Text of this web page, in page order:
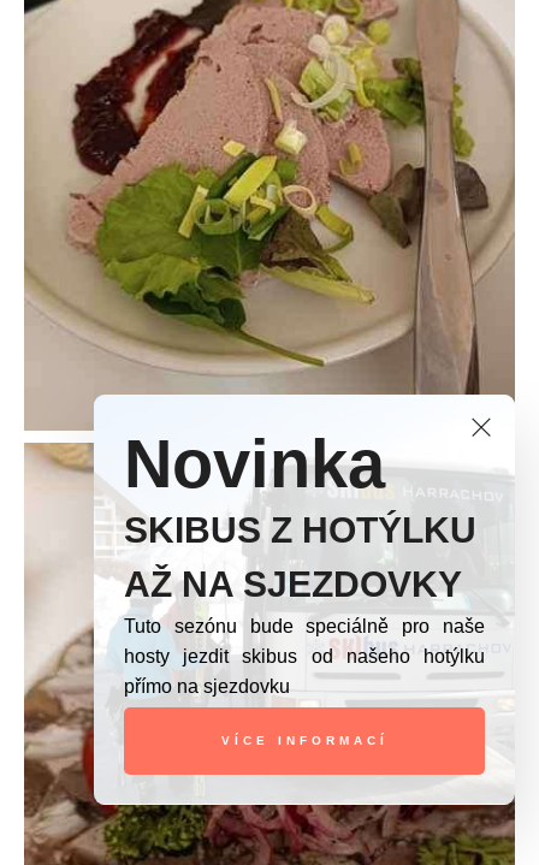
Novinka
SKIBUS Z HOTÝLKU
AŽ NA SJEZDOVKY
Tuto sezónu bude speciálně pro naše
hosty jezdit skibus od našeho hotýlku
přímo na sjezdovku
VÍCE INFORMACÍ